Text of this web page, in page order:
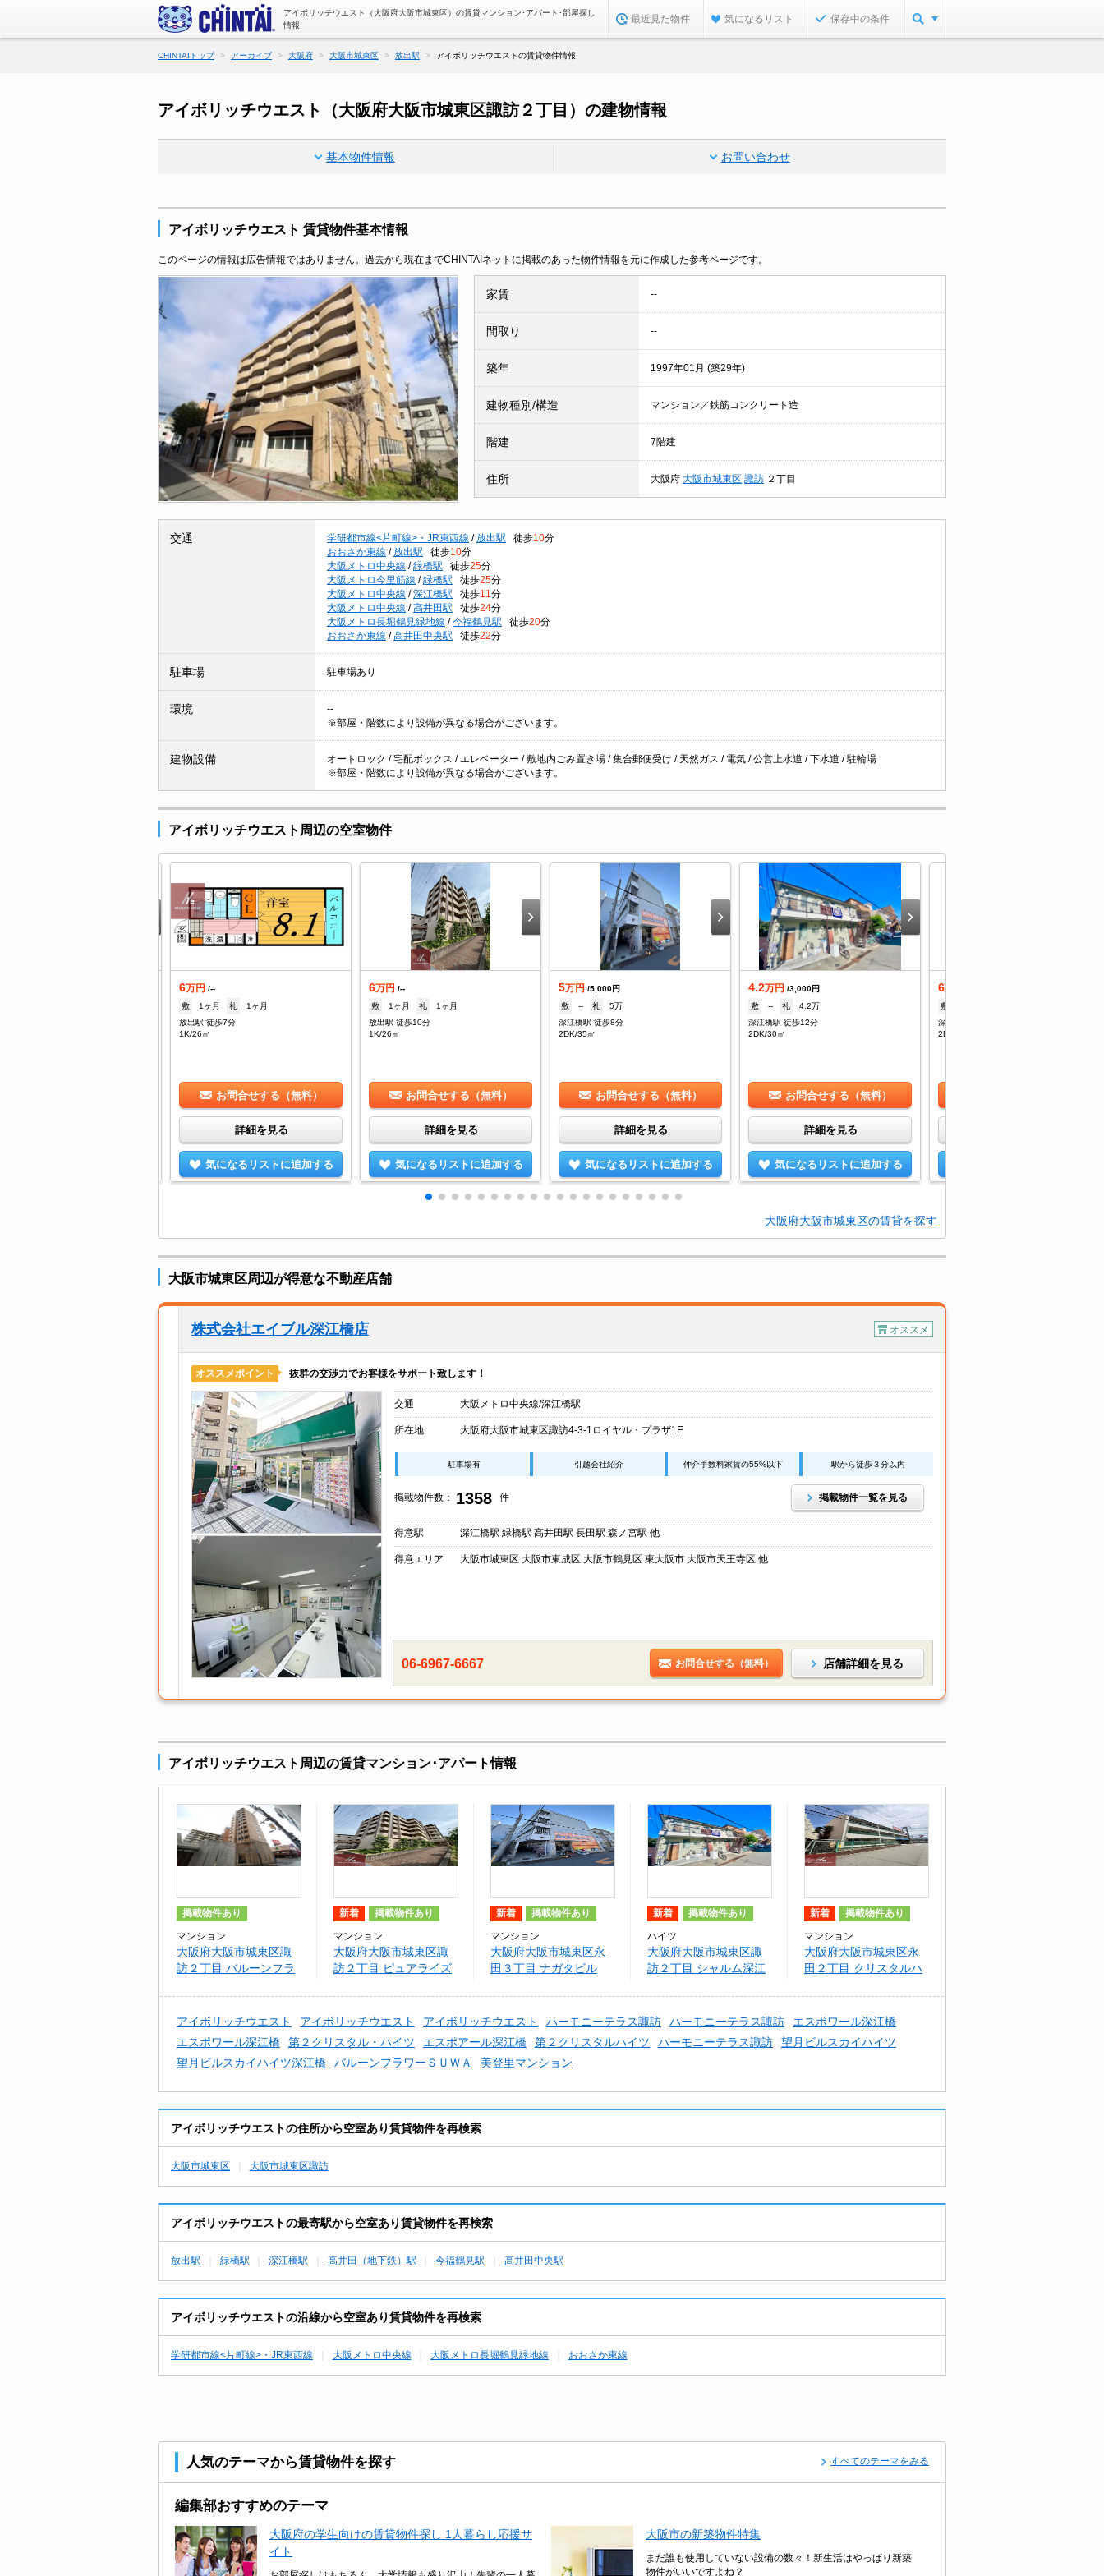
アイボリッチウエスト（大阪府大阪市城東区）の賃貸マンション･アパート･部屋探し
情報
最近見た物件 気になるリスト 保存中の条件
CHINTAIトップ アーカイブ 大阪府 大阪市城東区 放出駅 アイボリッチウエストの賃貸物件情報
アイボリッチウエスト（大阪府大阪市城東区諏訪２丁目）の建物情報
基本物件情報 お問い合わせ
アイボリッチウエスト 賃貸物件基本情報
このページの情報は広告情報ではありません。過去から現在までCHINTAIネットに掲載のあった物件情報を元に作成した参考ページです。
家賃 --
間取り --
築年 1997年01月 (築29年)
建物種別/構造 マンション／鉄筋コンクリート造
階建 7階建
住所 大阪府 大阪市城東区 諏訪 ２丁目
交通 学研都市線<片町線>・JR東西線 / 放出駅 徒歩10分
おおさか東線 / 放出駅 徒歩10分
大阪メトロ中央線 / 緑橋駅 徒歩25分
大阪メトロ今里筋線 / 緑橋駅 徒歩25分
大阪メトロ中央線 / 深江橋駅 徒歩11 分
大阪メトロ中央線 / 高井田駅 徒歩24分
大阪メトロ長堀鶴見緑地線 / 今福鶴見駅 徒歩20分
おおさか東線 / 高井田中央駅 徒歩22分
駐車場 駐車場あり
環境
--
※部屋・階数により設備が異なる場合がございます。
建物設備
オートロック / 宅配ボックス / エレベーター / 敷地内ごみ置き場 / 集合郵便受け / 天然ガス / 電気 / 公営上水道 / 下水道 / 駐輪場
※部屋・階数により設備が異なる場合がございます。
アイボリッチウエスト周辺の空室物件
6万円 /--
敷
1ヶ月 礼
1ヶ月
放出駅 徒歩7分
1K/26㎡
お問合せする（無料）
詳細を見る
気になるリストに追加する
6万円 /--
敷
1ヶ月 礼
1ヶ月
放出駅 徒歩10分
1K/26㎡
お問合せする（無料）
詳細を見る
気になるリストに追加する
5万円 /5,000円
敷
-- 礼
5万
深江橋駅 徒歩8分
2DK/35㎡
お問合せする（無料）
詳細を見る
気になるリストに追加する
4.2万円 /3,000円
敷
-- 礼
4.2万
深江橋駅 徒歩12分
2DK/30㎡
お問合せする（無料）
詳細を見る
気になるリストに追加する
6
敷
深江橋駅 徒歩8分
2DK/40㎡
大阪府大阪市城東区の賃貸を探す
大阪市城東区周辺が得意な不動産店舗
株式会社エイブル深江橋店 オススメ
オススメポイント 抜群の交渉力でお客様をサポート致します！
交通 大阪メトロ中央線/深江橋駅
所在地 大阪府大阪市城東区諏訪4-3-1ロイヤル・プラザ1F
駐車場有 引越会社紹介 仲介手数料家賃の55%以下 駅から徒歩３分以内
掲載物件数： 1358 件 掲載物件一覧を見る
得意駅 深江橋駅 緑橋駅 高井田駅 長田駅 森ノ宮駅 他
得意エリア 大阪市城東区 大阪市東成区 大阪市鶴見区 東大阪市 大阪市天王寺区 他
06-6967-6667 お問合せする（無料） 店舗詳細を見る
アイボリッチウエスト周辺の賃貸マンション･アパート情報
掲載物件あり
マンション
大阪府大阪市城東区諏
訪２丁目 バルーンフラ
新着 掲載物件あり
マンション
大阪府大阪市城東区諏
訪２丁目 ピュアライズ
新着 掲載物件あり
マンション
大阪府大阪市城東区永
田３丁目 ナガタビル
新着 掲載物件あり
ハイツ
大阪府大阪市城東区諏
訪２丁目 シャルム深江
新着 掲載物件あり
マンション
大阪府大阪市城東区永
田２丁目 クリスタルハ
アイボリッチウエスト アイボリッチウエスト アイボリッチウエスト ハーモニーテラス諏訪 ハーモニーテラス諏訪
エスポワール深江橋
エスポワール深江橋
第２クリスタル・ハイツ エスポアール深江橋 第２クリスタルハイツ ハーモニーテラス諏訪
望月ビルスカイハイツ
望月ビルスカイハイツ深江橋
バルーンフラワーＳＵＷＡ 美登里マンション
アイボリッチウエストの住所から空室あり賃貸物件を再検索
大阪市城東区 大阪市城東区諏訪
アイボリッチウエストの最寄駅から空室あり賃貸物件を再検索
放出駅 緑橋駅 深江橋駅 高井田（地下鉄）駅 今福鶴見駅 高井田中央駅
アイボリッチウエストの沿線から空室あり賃貸物件を再検索
学研都市線<片町線>・JR東西線 大阪メトロ中央線 大阪メトロ長堀鶴見緑地線 おおさか東線
人気のテーマから賃貸物件を探す すべてのテーマをみる
編集部おすすめのテーマ
大阪府の学生向けの賃貸物件探し 1人暮らし応援サ
イト
大阪市の新築物件特集
まだ誰も使用していない設備の数々！新生活はやっぱり新築
物件がいいですよね？